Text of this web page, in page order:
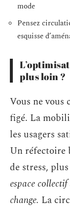
mode
Pensez
esquisse
plus loin ?
Vous ne vous
figé. La
les usagers
Un réfectoire
de stress,
espace
change. La